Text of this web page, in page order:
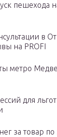
пешехода
в
на PROFI
метро
для
за товар